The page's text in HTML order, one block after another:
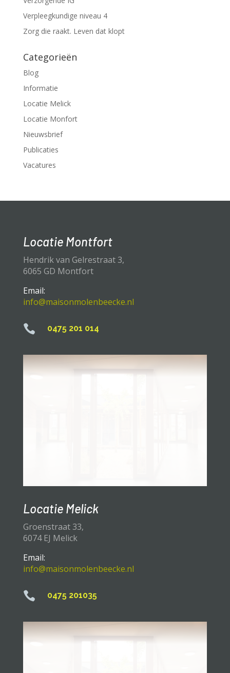
Verpleegkundige niveau 4
Zorg die raakt. Leven dat klopt
Categorieën
Blog
Informatie
Locatie Melick
Locatie Monfort
Nieuwsbrief
Publicaties
Vacatures
Locatie Montfort
Hendrik van Gelrestraat 3,
6065 GD Montfort
Email:
info@maisonmolenbeecke.nl
 0475 201 014
Locatie Melick
Groenstraat 33,
6074 EJ Melick
Email:
info@maisonmolenbeecke.nl
 0475 201035